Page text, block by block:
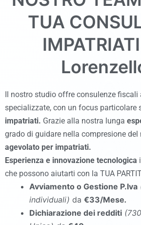
TUA
IMPATRIATI
Il nostro studio offre consulenze fiscali
specializzate, con un focus particolare
impatriati. Grazie alla nostra lunga
grado di guidare nella compresione del
agevolato per impatriati.
Esperienza e innovazione tecnologica
che possono aiutarti con la TUA
Avviamento o Gestione P.Iva
individuali) da €33/Mese.
Dichiarazione dei redditi